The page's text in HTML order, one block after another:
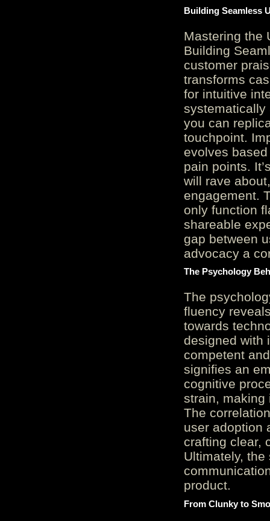
Building Seamless
Mastering the
Building
customer
transforms
for intuitive
systematically
you can
touchpoint.
evolves
pain points.
will rave
engagement.
only function
shareable
gap between
advocacy a
The Psychology
The
fluency
towards
designed with
competent
signifies an
cognitive
strain, making
The
user adoption
crafting clear,
Ultimately,
product.
From Clunky to